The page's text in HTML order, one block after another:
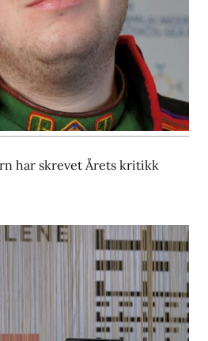
har skrevet Årets kritikk